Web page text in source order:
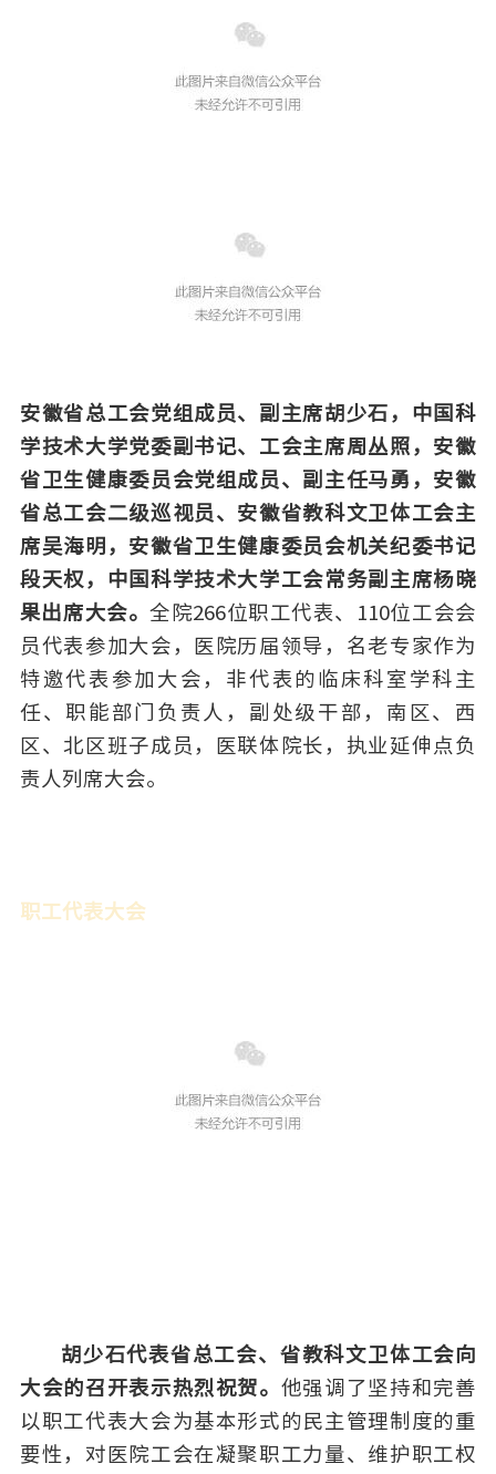
安徽省总工会党组成员、副主席胡少石，中国科
学技术大学党委副书记、工会主席周丛照，安徽
省卫生健康委员会党组成员、副主任马勇，安徽
省总工会二级巡视员、安徽省教科文卫体工会主
席吴海明，安徽省卫生健康委员会机关纪委书记
段天权，中国科学技术大学工会常务副主席杨晓
果出席大会。全院266位职工代表、110位工会会
员代表参加大会，医院历届领导，名老专家作为
特邀代表参加大会 ， 非代表的临床科室学科主
任、职能部门负责人，副处级干部，南区、西
区、北区班子成员，医联体院长，执业延伸点负
责人 列席大会。
职工代表大会
胡少石代表省总工会、省教科文卫体工会向
大会的召开表示热烈祝贺。 他强调了坚持和完善
以职工代表大会为基本形式的民主管理制度的重
要性，对医院工会在凝聚职工力量、维护职工权